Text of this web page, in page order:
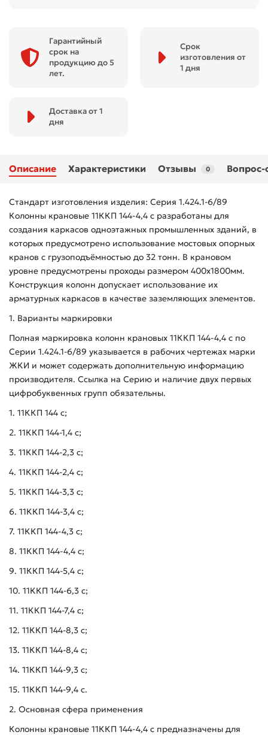
Гарантийный
срок на
продукцию до 5
лет.
Срок
изготовления от
1 дня
Доставка от 1
дня
Описание Характеристики Отзывы 0 Вопрос-
Стандарт изготовления изделия: Серия 1.424.1-6/89
Колонны крановые 11ККП 144-4,4 с разработаны для
создания каркасов одноэтажных промышленных зданий, в
которых предусмотрено использование мостовых опорных
кранов с грузоподъёмностью до 32 тонн. В крановом
уровне предусмотрены проходы размером 400х1800мм.
Конструкция колонн допускает использование их
арматурных каркасов в качестве заземляющих элементов.
1. Варианты маркировки
Полная маркировка колонн крановых 11ККП 144-4,4 с по
Серии 1.424.1-6/89 указывается в рабочих чертежах марки
ЖКИ и может содержать дополнительную информацию
производителя. Ссылка на Серию и наличие двух первых
цифробуквенных групп обязательны.
1. 11ККП 144 с;
2. 11ККП 144-1,4 с;
3. 11ККП 144-2,3 с;
4. 11ККП 144-2,4 с;
5. 11ККП 144-3,3 с;
6. 11ККП 144-3,4 с;
7. 11ККП 144-4,3 с;
8. 11ККП 144-4,4 с;
9. 11ККП 144-5,4 с;
10. 11ККП 144-6,3 с;
11. 11ККП 144-7,4 с;
12. 11ККП 144-8,3 с;
13. 11ККП 144-8,4 с;
14. 11ККП 144-9,3 с;
15. 11ККП 144-9,4 с.
2. Основная сфера применения
Колонны крановые 11ККП 144-4,4 с предназначены для